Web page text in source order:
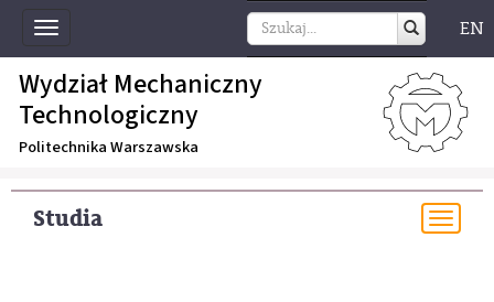
Toggle
navigation
EN
Wydział Mechaniczny
Technologiczny
Politechnika Warszawska
Studia